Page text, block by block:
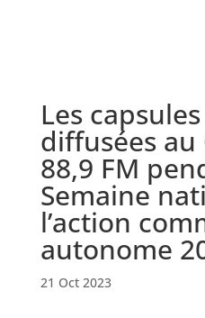
Les
diffusées au
88,9 FM
Semaine
l’action
autonome
21 Oct 2023